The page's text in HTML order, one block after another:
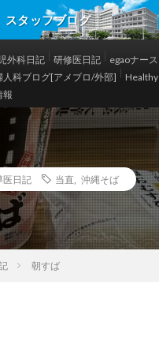
タッフブログ
外科日記 研修医日記
egaoナース
人科ブログ[アメブロ/外部]
報
医日記 当直 沖縄そば
朝すば